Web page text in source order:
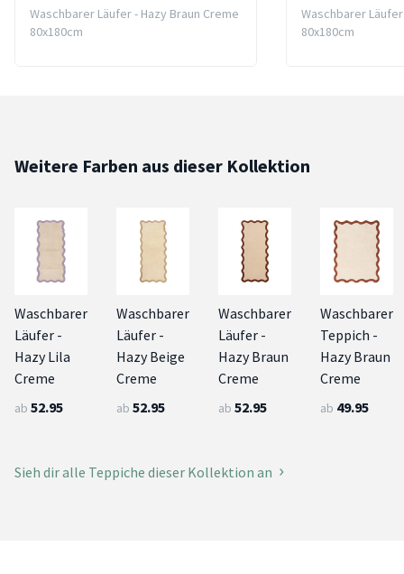
Waschbarer Läufer - Hazy Braun Creme
80x180cm
Waschbarer
80x180cm
Weitere Farben aus dieser Kollektion
Waschbarer
Läufer -
Hazy Lila
Creme
ab 52.95
Waschbarer
Läufer -
Hazy Beige
Creme
ab 52.95
Waschbarer
Läufer -
Hazy Braun
Creme
ab 52.95
Waschbarer
Teppich -
Hazy Braun
Creme
ab 49.95
Sieh dir alle Teppiche dieser Kollektion an